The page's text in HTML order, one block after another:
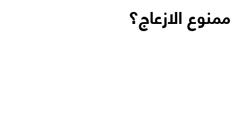
ممنوع الازعاج؟